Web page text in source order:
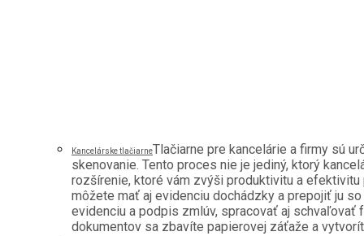
Kancelárske tlačiarneTlačiarne pre kancelárie a firmy sú
skenovanie. Tento proces nie je jediný, ktorý
rozšírenie, ktoré vám zvýši produktivitu a efektivitu
môžete mať aj evidenciu dochádzky a prepojiť ju
evidenciu a podpis zmlúv, spracovať aj schvaľovať
dokumentov sa zbavíte papierovej záťaže a